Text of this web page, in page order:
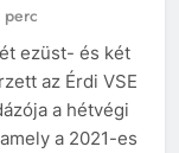
perc
ezüst- és két
az Érdi VSE
a hétvégi
a 2021-es